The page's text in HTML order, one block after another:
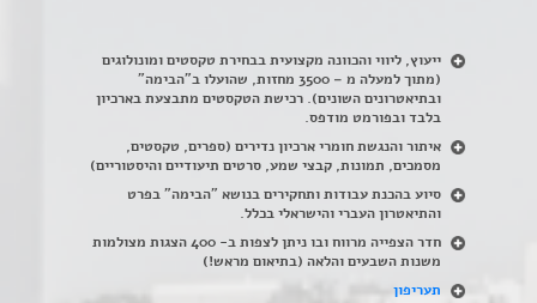
ייעוץ, ליווי והכוונה מקצועית בבחירת טקסטים ומונולוגים
(מתוך למעלה מ – 3500 מחזות, שהועלו ב"הבימה"
ובתיאטרונים השונים). רכישת הטקסטים מתבצעת בארכיון
בלבד ובפורמט מודפס.
איתור והנגשת חומרי ארכיון נדירים (ספרים, טקסטים,
מסמכים, תמונות, קבצי שמע, סרטים תיעודיים והיסטוריים)
סיוע בהכנת עבודות ותחקירים בנושא "הבימה" בפרט
והתיאטרון העברי והישראלי בכלל.
חדר הצפייה מרווח ובו ניתן לצפות ב- 400 הצגות מצולמות
משנות השבעים והלאה (בתיאום מראש!)
תעריפון